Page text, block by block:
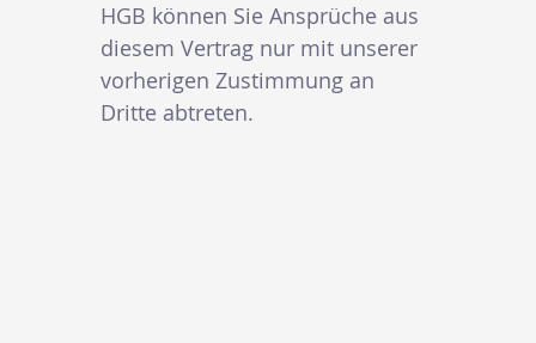
HGB können Sie Ansprüche aus
diesem Vertrag nur mit unserer
vorherigen Zustimmung an
Dritte abtreten.